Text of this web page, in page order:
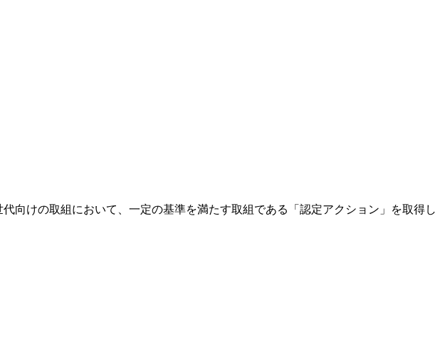
向けの取組において、一定の基準を満たす取組である「認定アクション」を取得し